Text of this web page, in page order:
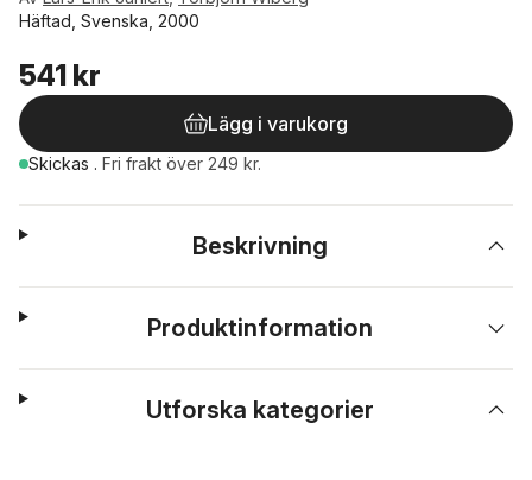
Häftad, Svenska, 2000
541 kr
Lägg i varukorg
Skickas . Fri frakt över 249 kr.
Beskrivning
Produktinformation
Utforska kategorier